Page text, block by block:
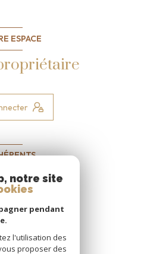
ESPACE
notre site
pendant
l'utilisation des
proposer des